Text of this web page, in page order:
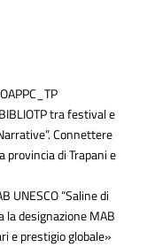
tra festival e
Connettere
di Trapani e
UNESCO “Saline di
la designazione MAB
e prestigio globale»